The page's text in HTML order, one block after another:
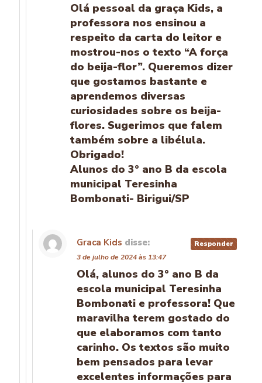
Olá pessoal da graça Kids, a
professora nos ensinou a
respeito da carta do leitor e
mostrou-nos o texto “A força
do beija-flor”. Queremos dizer
que gostamos bastante e
aprendemos diversas
curiosidades sobre os beija-
flores. Sugerimos que falem
também sobre a libélula.
Obrigado!
Alunos do 3° ano B da escola
municipal Teresinha
Bombonati- Birigui/SP
Graca Kids disse:
3 de julho de 2024 às 13:47
Olá, alunos do 3° ano B da
escola municipal Teresinha
Bombonati e professora! Que
maravilha terem gostado do
que elaboramos com tanto
carinho. Os textos são muito
bem pensados para levar
excelentes informações para
Responder